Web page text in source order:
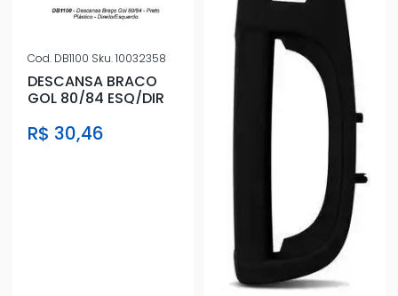
Cod. DB1100 Sku.10032358
DESCANSA BRACO
GOL 80/84 ESQ/DIR
R$ 30,46